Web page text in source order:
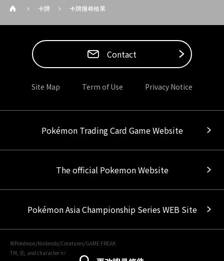
卡牌 卡牌搜尋結果
Contact
Site Map Term of Use Privacy Notice
Pokémon Trading Card Game Website
The official Pokemon Website
Pokémon Asia Championship Series WEB Site
©Pokémon/Nintendo/Creatures/GAME FREAK
TM, Ⓡ, and character names are trademarks of Nintendo.